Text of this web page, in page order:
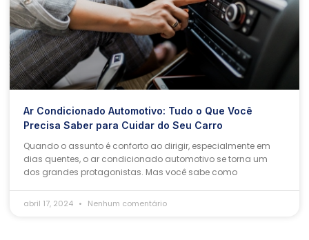
Ar Condicionado Automotivo: Tudo o Que Você
Precisa Saber para Cuidar do Seu Carro
Quando o assunto é conforto ao dirigir, especialmente em
dias quentes, o ar condicionado automotivo se torna um
dos grandes protagonistas. Mas você sabe como
abril 17, 2024 Nenhum comentário